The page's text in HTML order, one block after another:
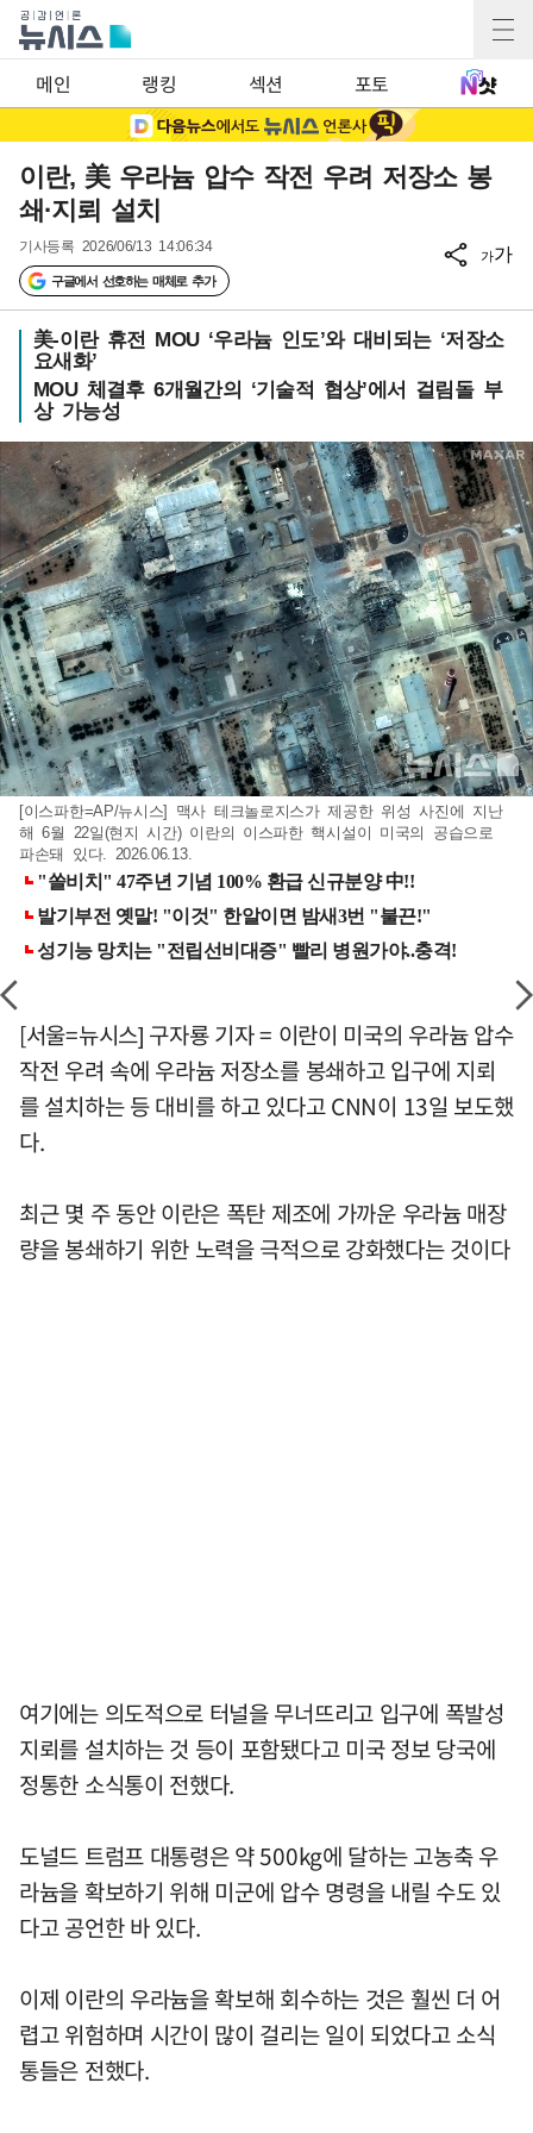
메인 랭킹 섹션 포토
이란, 美 우라늄 압수 작전 우려 저장소 봉
쇄·지뢰 설치
기사등록 2026/06/13 14:06:34
구글에서 선호하는 매체로 추가
가가
美-이란 휴전 MOU ‘우라늄 인도’와 대비되는 ‘저장소
요새화’
MOU 체결후 6개월간의 ‘기술적 협상’에서 걸림돌 부
상 가능성
[이스파한=AP/뉴시스] 맥사 테크놀로지스가 제공한 위성 사진에 지난
해 6월 22일(현지 시간) 이란의 이스파한 핵시설이 미국의 공습으로
파손돼 있다. 2026.06.13.
[서울=뉴시스] 구자룡 기자 = 이란이 미국의 우라늄 압수
작전 우려 속에 우라늄 저장소를 봉쇄하고 입구에 지뢰
를 설치하는 등 대비를 하고 있다고 CNN이 13일 보도했
다.
최근 몇 주 동안 이란은 폭탄 제조에 가까운 우라늄 매장
량을 봉쇄하기 위한 노력을 극적으로 강화했다는 것이다
여기에는 의도적으로 터널을 무너뜨리고 입구에 폭발성
지뢰를 설치하는 것 등이 포함됐다고 미국 정보 당국에
정통한 소식통이 전했다.
도널드 트럼프 대통령은 약 500kg에 달하는 고농축 우
라늄을 확보하기 위해 미군에 압수 명령을 내릴 수도 있
다고 공언한 바 있다.
이제 이란의 우라늄을 확보해 회수하는 것은 훨씬 더 어
렵고 위험하며 시간이 많이 걸리는 일이 되었다고 소식
통들은 전했다.